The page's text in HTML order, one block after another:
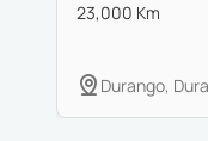
23,000 Km
Durango,